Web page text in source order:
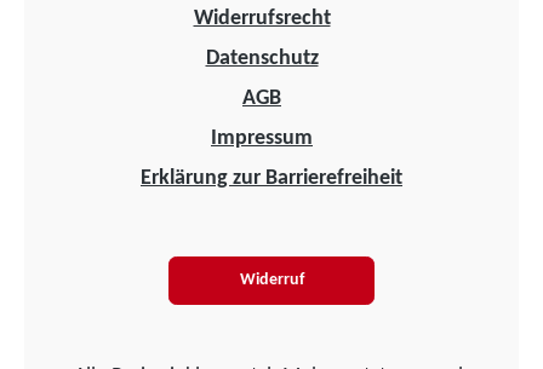
Widerrufsrecht
Datenschutz
AGB
Impressum
Erklärung zur Barrierefreiheit
Widerruf